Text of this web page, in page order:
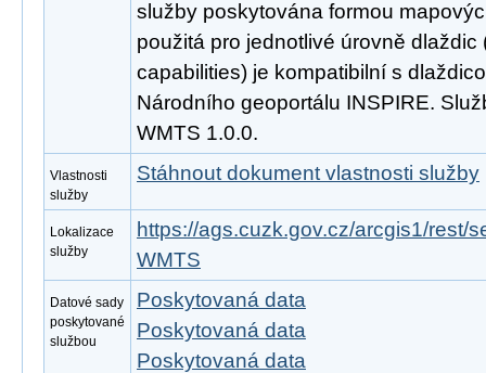
služby poskytována formou
použitá pro jednotlivé úrovně
capabilities) je kompatibilní s
Národního geoportálu INSPIRE.
WMTS 1.0.0.
Vlastnosti
služby
Stáhnout dokument vlastnosti služby
Lokalizace
služby
https://ags.cuzk.gov.cz/arcgis1/rest/
WMTS
Datové sady
poskytované
službou
Poskytovaná data
Poskytovaná data
Poskytovaná data